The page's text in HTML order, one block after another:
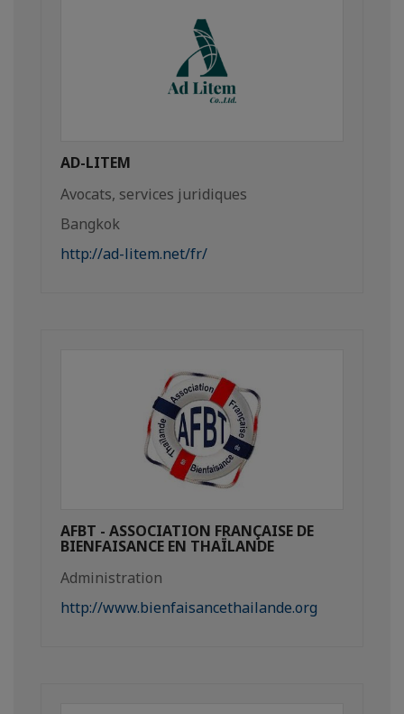
AD-LITEM
Avocats, services juridiques
Bangkok
http://ad-litem.net/fr/
AFBT - ASSOCIATION FRANÇAISE DE
BIENFAISANCE EN THAÏLANDE
Administration
http://www.bienfaisancethailande.org